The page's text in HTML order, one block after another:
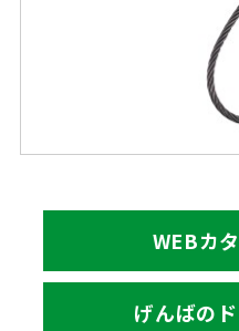
WEBカ
げんばの